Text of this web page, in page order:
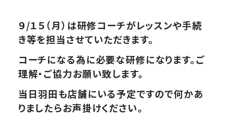
９/１５ （月）は研修コーチがレッスンや手続
き等を担当させていただきます。
コーチになる為に必要な研修になります。ご
理解・ご協力お願い致します。
当日羽田も店舗にいる予定ですので何かあ
りましたらお声掛けください。